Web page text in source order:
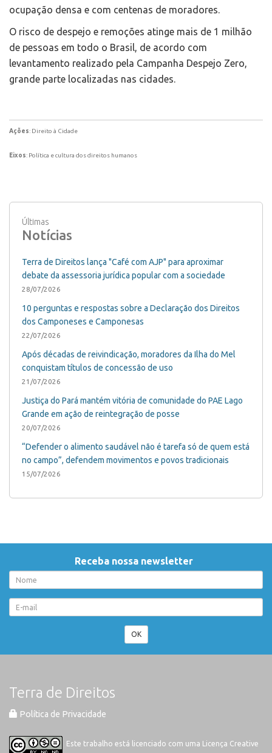
ocupação densa e com centenas de moradores.
O risco de despejo e remoções atinge mais de 1 milhão
de pessoas em todo o Brasil, de acordo com
levantamento realizado pela Campanha Despejo Zero,
grande parte localizadas nas cidades.
Ações: Direito à Cidade
Eixos: Política e cultura dos direitos humanos
Últimas
Notícias
Terra de Direitos lança "Café com AJP" para aproximar
debate da assessoria jurídica popular com a sociedade
28/07/2026
10 perguntas e respostas sobre a Declaração dos Direitos
dos Camponeses e Camponesas
22/07/2026
Após décadas de reivindicação, moradores da Ilha do Mel
conquistam títulos de concessão de uso
21/07/2026
Justiça do Pará mantém vitória de comunidade do PAE Lago
Grande em ação de reintegração de posse
20/07/2026
“Defender o alimento saudável não é tarefa só de quem está
no campo”, defendem movimentos e povos tradicionais
15/07/2026
Receba nossa newsletter
OK
Terra de Direitos
Política de Privacidade
Este trabalho está licenciado com uma Licença Creative